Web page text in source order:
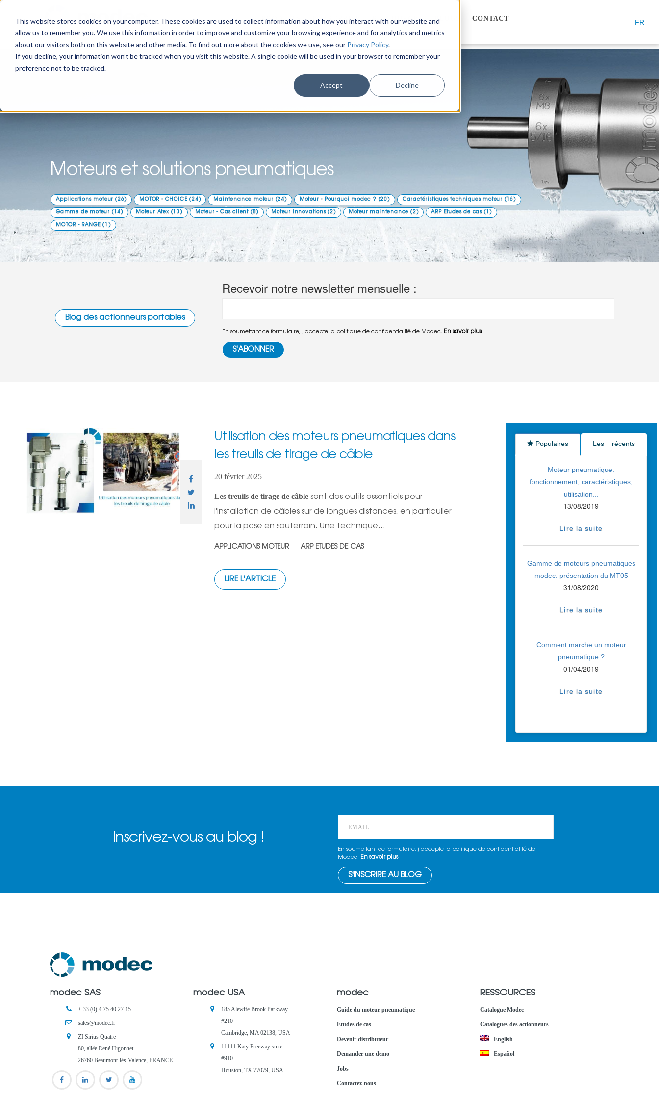
This website stores cookies on your computer. These cookies are used to collect information about how you interact with our website and
allow us to remember you. We use this information in order to improve and customize your browsing experience and for analytics and metrics
about our visitors both on this website and other media. To find out more about the cookies we use, see our Privacy Policy.
If you decline, your information won’t be tracked when you visit this website. A single cookie will be used in your browser to remember your
preference not to be tracked.
Accept Decline
PRODUITS ENTREPRISE RESSOURCES BLOGS CONTACT FR
Moteurs et solutions pneumatiques
Applications moteur (26) MOTOR - CHOICE(24) Maintenance moteur (24) Moteur - Pourquoi modec ? (20) Caractéristiques techniques moteur (16)
Gamme de moteur (14) Moteur Atex (10) Moteur - Cas client (8) Moteur innovations(2) Moteur maintenance(2) ARP Etudes de cas (1)
MOTOR - RANGE(1)
Blog des actionneurs portables
Recevoir notre newsletter mensuelle :
En soumettant ce formulaire, j'accepte la politique de confidentialité de Modec. En savoir plus
Utilisation des moteurs pneumatiques dans
les treuils de tirage de câble
20 février 2025
Les treuils de tirage de câble sont des outils essentiels pour
l'installation de câbles sur de longues distances, en particulier
pour la pose en souterrain. Une technique...
APPLICATIONS MOTEUR ARP ETUDES DE CAS
LIRE L'ARTICLE
Populaires Les + récents
Moteur pneumatique:
fonctionnement, caractéristiques,
utilisation...
13/08/2019
Lire la suite
Gamme de moteurs pneumatiques
modec: présentation du MT05
31/08/2020
Lire la suite
Comment marche un moteur
pneumatique ?
01/04/2019
Lire la suite
Inscrivez-vous au blog !
En soumettant ce formulaire, j'accepte la politique de confidentialité de
Modec. En savoir plus
modec SAS
+ 33 (0) 4 75 40 27 15
sales@modec.fr
ZI Sirius Quatre
80, allée René Higonnet
26760 Beaumont-lès-Valence, FRANCE
modec USA
185 Alewife Brook Parkway
#210
Cambridge, MA 02138, USA
11111 Katy Freeway suite
#910
Houston, TX 77079, USA
modec
Guide du moteur pneumatique
Etudes de cas
Devenir distributeur
Demander une demo
Jobs
Contactez-nous
RESSOURCES
Catalogue Modec
Catalogues des actionneurs
English
Español